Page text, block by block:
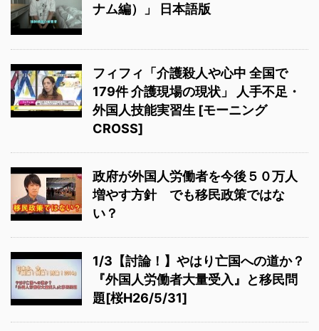
ナム編）」 日本語版
フィフィ「介護殺人や心中 全国で
179件 介護現場の現状」 人手不足・
外国人技能実習生 [モーニング
CROSS]
政府が外国人労働者を今後５０万人
増やす方針 でも移民政策ではな
い？
1/3【討論！】やはり亡国への道か？
『外国人労働者大量受入』と移民問
題[桜H26/5/31]